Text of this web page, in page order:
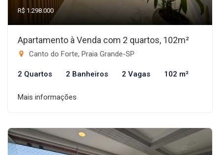
R$ 1.298.000
Apartamento à Venda com 2 quartos, 102m²
Canto do Forte, Praia Grande-SP
2 Quartos 2 Banheiros 2 Vagas 102 m²
Mais informações